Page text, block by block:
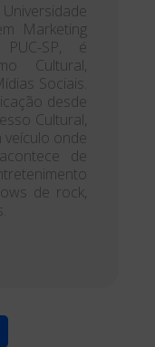
Marketing
SP, é
Cultural,
Sociais.
desde
Cultural,
veículo onde
de
de rock,